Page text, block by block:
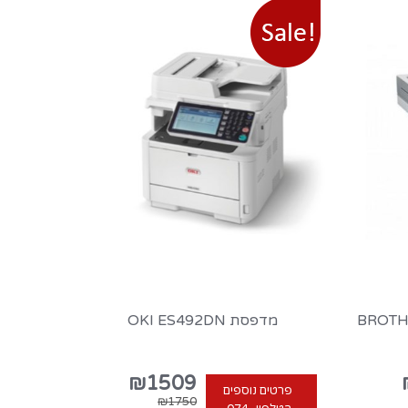
מדפסת OKI ES492DN
פרטים נוספים
₪1509
₪1750